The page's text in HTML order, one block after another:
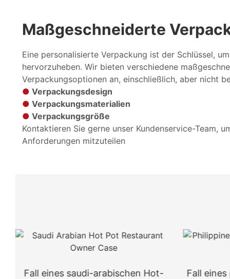
Maßgeschneiderte
Eine personalisierte Verpackung ist der Schlüssel,
hervorzuheben. Wir bieten verschiedene
Verpackungsoptionen an, einschließlich, aber nicht
●Verpackungsdesign
●Verpackungsmaterialien
●Verpackungsgröße
Kontaktieren Sie gerne unser Kundenservice-Team,
Anforderungen mitzuteilen
Fall eines saudi-arabischen Hot-
Fall